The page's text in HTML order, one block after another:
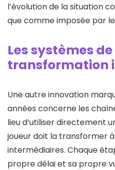
l’évolution de la situation
que comme imposée par
Les systèmes de
transformation
Une autre innovation
années concerne les
lieu d’utiliser directement
joueur doit la transformer
intermédiaires. Chaque
propre délai et sa propre